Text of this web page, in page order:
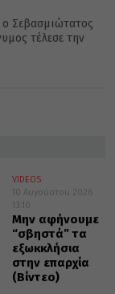
Σεβασμιώτατος
τέλεσε την
VIDEOS
10 Αυγούστου 2026
13:10
Μην αφήνουμε
“σβηστά” τα
εξωκκλήσια
στην επαρχία
(Βίντεο)